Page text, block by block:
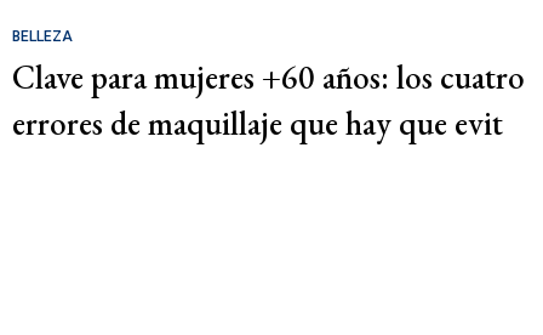
BELLEZA
Clave para mujeres +60 años: los cuatro
errores de maquillaje que hay que evit